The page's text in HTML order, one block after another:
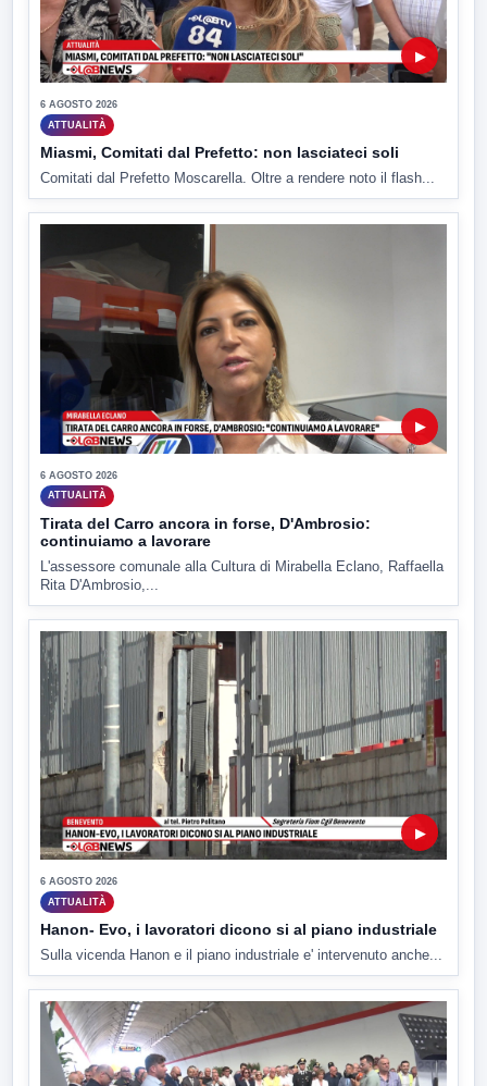
▶
6 AGOSTO 2026
ATTUALITÀ
Miasmi, Comitati dal Prefetto: non lasciateci soli
Comitati dal Prefetto Moscarella. Oltre a rendere noto il flash...
▶
6 AGOSTO 2026
ATTUALITÀ
Tirata del Carro ancora in forse, D'Ambrosio:
continuiamo a lavorare
L'assessore comunale alla Cultura di Mirabella Eclano, Raffaella
Rita D'Ambrosio,...
▶
6 AGOSTO 2026
ATTUALITÀ
Hanon- Evo, i lavoratori dicono si al piano industriale
Sulla vicenda Hanon e il piano industriale e' intervenuto anche...